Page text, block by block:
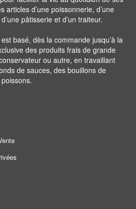
articles d’une poissonnerie, d’une
pâtisserie et d’un traiteur.
basé, dès la commande jusqu’à la
des produits frais de grande
ou autre, en travaillant
de sauces, des bouillons de